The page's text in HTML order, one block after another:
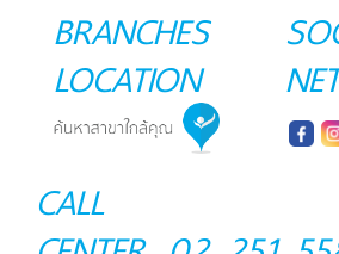
BRANCHES
LOCATION
CALL